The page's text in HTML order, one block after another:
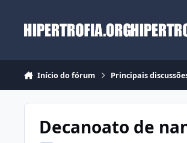
Início do fórum Principais
Decanoato de